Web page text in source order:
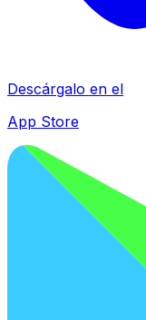
Descárgalo en el
App Store